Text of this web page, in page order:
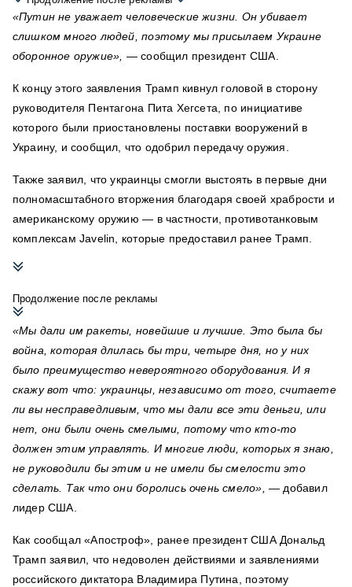
«Путин не уважает человеческие жизни. Он убивает
слишком много людей, поэтому мы присылаем Украине
оборонное оружие», — сообщил президент США.
К концу этого заявления Трамп кивнул головой в сторону
руководителя Пентагона Пита Хегсета, по инициативе
которого были приостановлены поставки вооружений в
Украину, и сообщил, что одобрил передачу оружия.
Также заявил, что украинцы смогли выстоять в первые дни
полномасштабного вторжения благодаря своей храбрости и
американскому оружию — в частности, противотанковым
комплексам Javelin, которые предоставил ранее Трамп.
Продолжение после рекламы
«Мы дали им ракеты, новейшие и лучшие. Это была бы
война, которая длилась бы три, четыре дня, но у них
было преимущество невероятного оборудования. И я
скажу вот что: украинцы, независимо от того, считаете
ли вы несправедливым, что мы дали все эти деньги, или
нет, они были очень смелыми, потому что кто-то
должен этим управлять. И многие люди, которых я знаю,
не руководили бы этим и не имели бы смелости это
сделать. Так что они боролись очень смело», — добавил
лидер США.
Как сообщал «Апостроф», ранее президент США Дональд
Трамп заявил, что недоволен действиями и заявлениями
российского диктатора Владимира Путина, поэтому